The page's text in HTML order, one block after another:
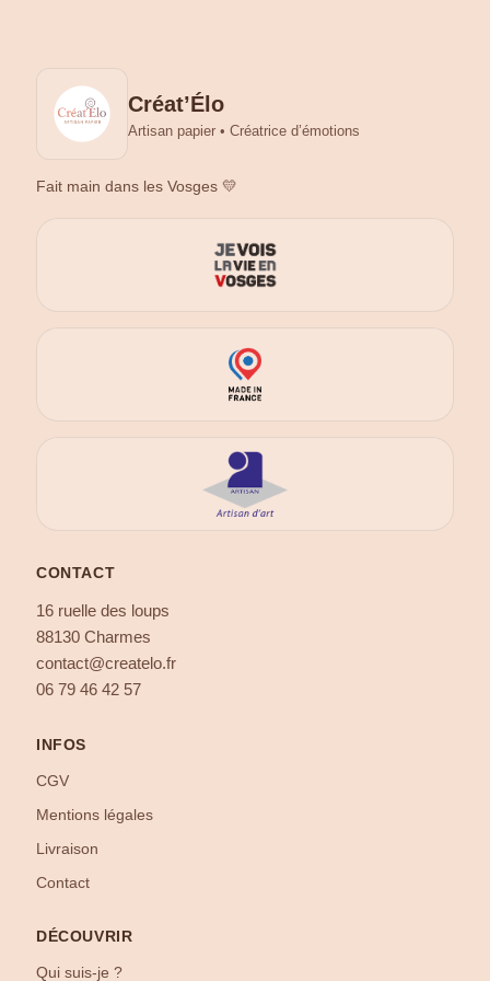
Créat’Élo
Artisan papier • Créatrice d’émotions
Fait main dans les Vosges 💛
CONTACT
16 ruelle des loups
88130 Charmes
contact@createlo.fr
06 79 46 42 57
INFOS
CGV
Mentions légales
Livraison
Contact
DÉCOUVRIR
Qui suis-je ?